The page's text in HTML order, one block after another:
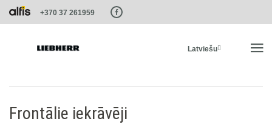
Paste this code as high in the of the page as possible:
+370 37 261959
Latviešu
Frontālie iekrāvēji